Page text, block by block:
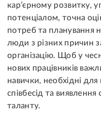
кар’єрному розвитку,
потенціалом, точна
потреб та планування
люди з різних причин
організацію. Щоб у
нових працівників
навички, необхідні
співбесід та
таланту.